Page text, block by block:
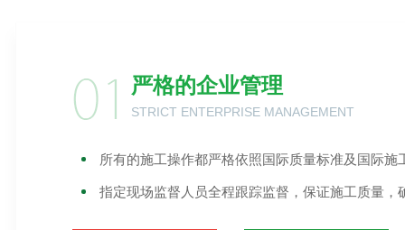
严格的企业管理
STRICT ENTERPRISE MANAGEMENT
所有的施工操作都严格依照国际质量标准及国际施
指定现场监督人员全程跟踪监督，保证施工质量，